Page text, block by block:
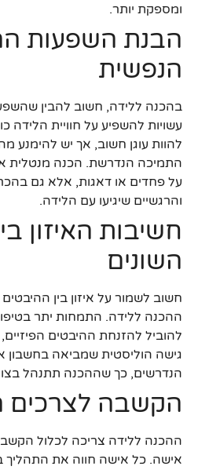
ומספקת יותר.
הבנת השפעות
הנפשית
בהכנה ללידה, חשוב להבין
עשויות להשפיע על חוויית הלידה
להוות עוגן חשוב, אך יש להימנע
התמיכה הנדרשת. הכנה מנטלית
על פחדים או דאגות, אלא גם
והרגשיים שיגיעו עם הלידה.
חשיבות האיזון
השונים
חשוב לשמור על איזון בין
ההכנה ללידה. התמחות יתר
להוביל להזנחת ההיבטים
גישה הוליסטית שמביאה בחשבון
הנדרשים, כך שההכנה תתנהל
הקשבה לצרכים
ההכנה ללידה צריכה לכלול
אישה. כל אישה חווה את התהליך